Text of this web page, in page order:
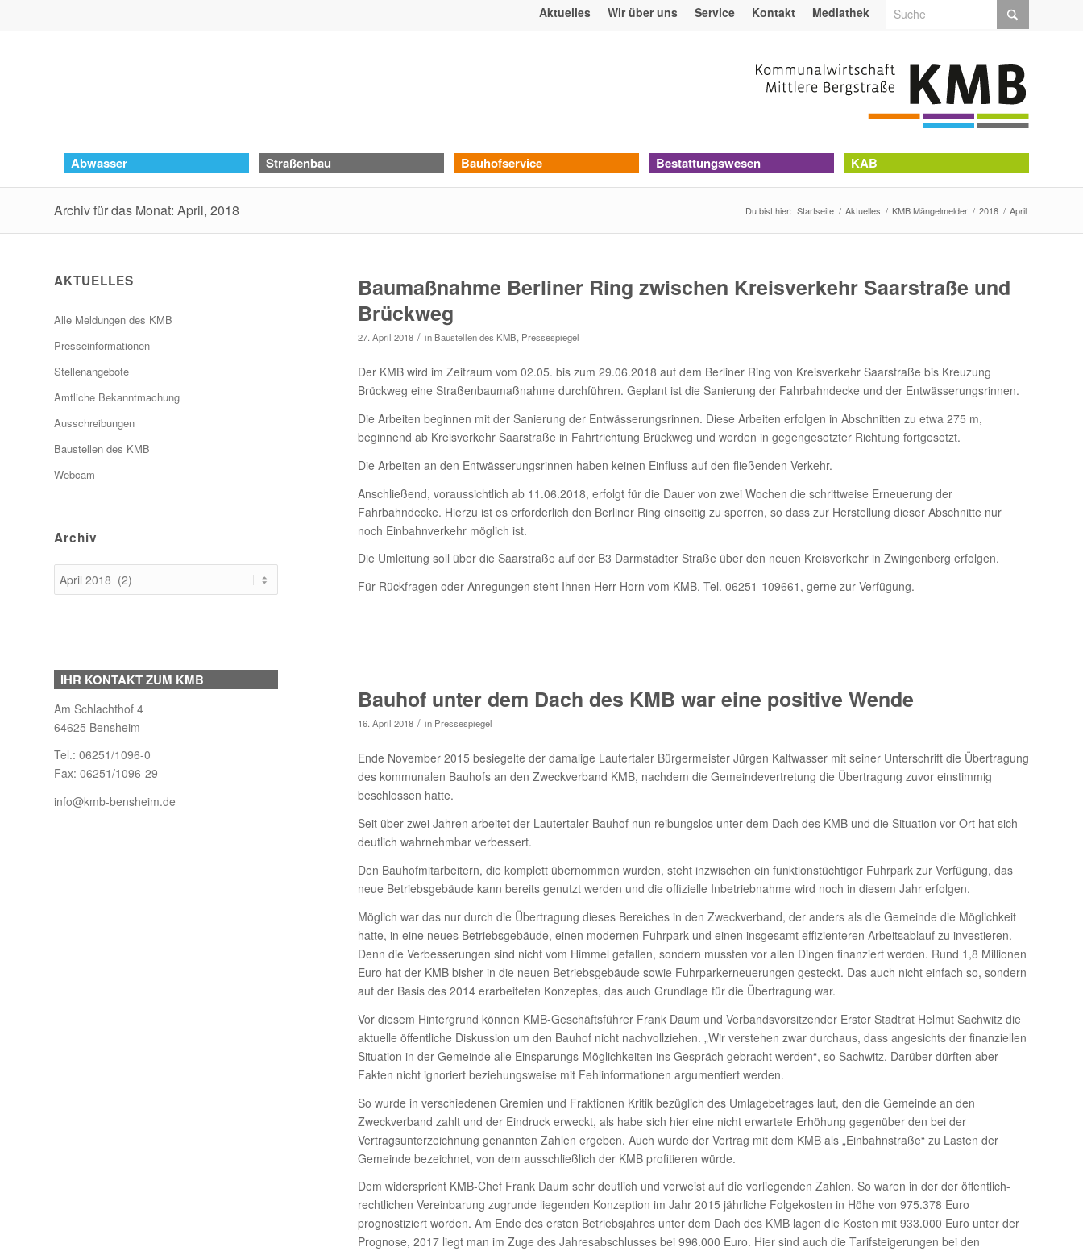
Aktuelles Wir über uns Service Kontakt Mediathek
Abwasser Straßenbau Bauhofservice Bestattungswesen KAB
Archiv für das Monat: April, 2018 Du bist hier: Startseite / Aktuelles / KMB Mängelmelder / 2018 / April
Baumaßnahme Berliner Ring zwischen Kreisverkehr Saarstraße und
Brückweg
27. April 2018 / in Baustellen des KMB, Pressespiegel
Der KMB wird im Zeitraum vom 02.05. bis zum 29.06.2018 auf dem Berliner Ring von Kreisverkehr Saarstraße bis Kreuzung
Brückweg eine Straßenbaumaßnahme durchführen. Geplant ist die Sanierung der Fahrbahndecke und der Entwässerungsrinnen.
Die Arbeiten beginnen mit der Sanierung der Entwässerungsrinnen. Diese Arbeiten erfolgen in Abschnitten zu etwa 275 m,
beginnend ab Kreisverkehr Saarstraße in Fahrtrichtung Brückweg und werden in gegengesetzter Richtung fortgesetzt.
Die Arbeiten an den Entwässerungsrinnen haben keinen Einfluss auf den fließenden Verkehr.
Anschließend, voraussichtlich ab 11.06.2018, erfolgt für die Dauer von zwei Wochen die schrittweise Erneuerung der
Fahrbahndecke. Hierzu ist es erforderlich den Berliner Ring einseitig zu sperren, so dass zur Herstellung dieser Abschnitte nur
noch Einbahnverkehr möglich ist.
Die Umleitung soll über die Saarstraße auf der B3 Darmstädter Straße über den neuen Kreisverkehr in Zwingenberg erfolgen.
Für Rückfragen oder Anregungen steht Ihnen Herr Horn vom KMB, Tel. 06251-109661, gerne zur Verfügung.
Bauhof unter dem Dach des KMB war eine positive Wende
16. April 2018 / in Pressespiegel
Ende November 2015 besiegelte der damalige Lautertaler Bürgermeister Jürgen Kaltwasser mit seiner Unterschrift die Übertragung
des kommunalen Bauhofs an den Zweckverband KMB, nachdem die Gemeindevertretung die Übertragung zuvor einstimmig
beschlossen hatte.
Seit über zwei Jahren arbeitet der Lautertaler Bauhof nun reibungslos unter dem Dach des KMB und die Situation vor Ort hat sich
deutlich wahrnehmbar verbessert.
Den Bauhofmitarbeitern, die komplett übernommen wurden, steht inzwischen ein funktionstüchtiger Fuhrpark zur Verfügung, das
neue Betriebsgebäude kann bereits genutzt werden und die offizielle Inbetriebnahme wird noch in diesem Jahr erfolgen.
Möglich war das nur durch die Übertragung dieses Bereiches in den Zweckverband, der anders als die Gemeinde die Möglichkeit
hatte, in eine neues Betriebsgebäude, einen modernen Fuhrpark und einen insgesamt effizienteren Arbeitsablauf zu investieren.
Denn die Verbesserungen sind nicht vom Himmel gefallen, sondern mussten vor allen Dingen finanziert werden. Rund 1,8 Millionen
Euro hat der KMB bisher in die neuen Betriebsgebäude sowie Fuhrparkerneuerungen gesteckt. Das auch nicht einfach so, sondern
auf der Basis des 2014 erarbeiteten Konzeptes, das auch Grundlage für die Übertragung war.
Vor diesem Hintergrund können KMB-Geschäftsführer Frank Daum und Verbandsvorsitzender Erster Stadtrat Helmut Sachwitz die
aktuelle öffentliche Diskussion um den Bauhof nicht nachvollziehen. „Wir verstehen zwar durchaus, dass angesichts der finanziellen
Situation in der Gemeinde alle Einsparungs-Möglichkeiten ins Gespräch gebracht werden“, so Sachwitz. Darüber dürften aber
Fakten nicht ignoriert beziehungsweise mit Fehlinformationen argumentiert werden.
So wurde in verschiedenen Gremien und Fraktionen Kritik bezüglich des Umlagebetrages laut, den die Gemeinde an den
Zweckverband zahlt und der Eindruck erweckt, als habe sich hier eine nicht erwartete Erhöhung gegenüber den bei der
Vertragsunterzeichnung genannten Zahlen ergeben. Auch wurde der Vertrag mit dem KMB als „Einbahnstraße“ zu Lasten der
Gemeinde bezeichnet, von dem ausschließlich der KMB profitieren würde.
Dem widerspricht KMB-Chef Frank Daum sehr deutlich und verweist auf die vorliegenden Zahlen. So waren in der der öffentlich-
rechtlichen Vereinbarung zugrunde liegenden Konzeption im Jahr 2015 jährliche Folgekosten in Höhe von 975.378 Euro
prognostiziert worden. Am Ende des ersten Betriebsjahres unter dem Dach des KMB lagen die Kosten mit 933.000 Euro unter der
Prognose, 2017 liegt man im Zuge des Jahresabschlusses bei 996.000 Euro. Hier sind auch die Tarifsteigerungen bei den
AKTUELLES
Alle Meldungen des KMB
Presseinformationen
Stellenangebote
Amtliche Bekanntmachung
Ausschreibungen
Baustellen des KMB
Webcam
Archiv
IHR KONTAKT ZUM KMB
Am Schlachthof 4
64625 Bensheim
Tel.: 06251/1096-0
Fax: 06251/1096-29
info@kmb-bensheim.de